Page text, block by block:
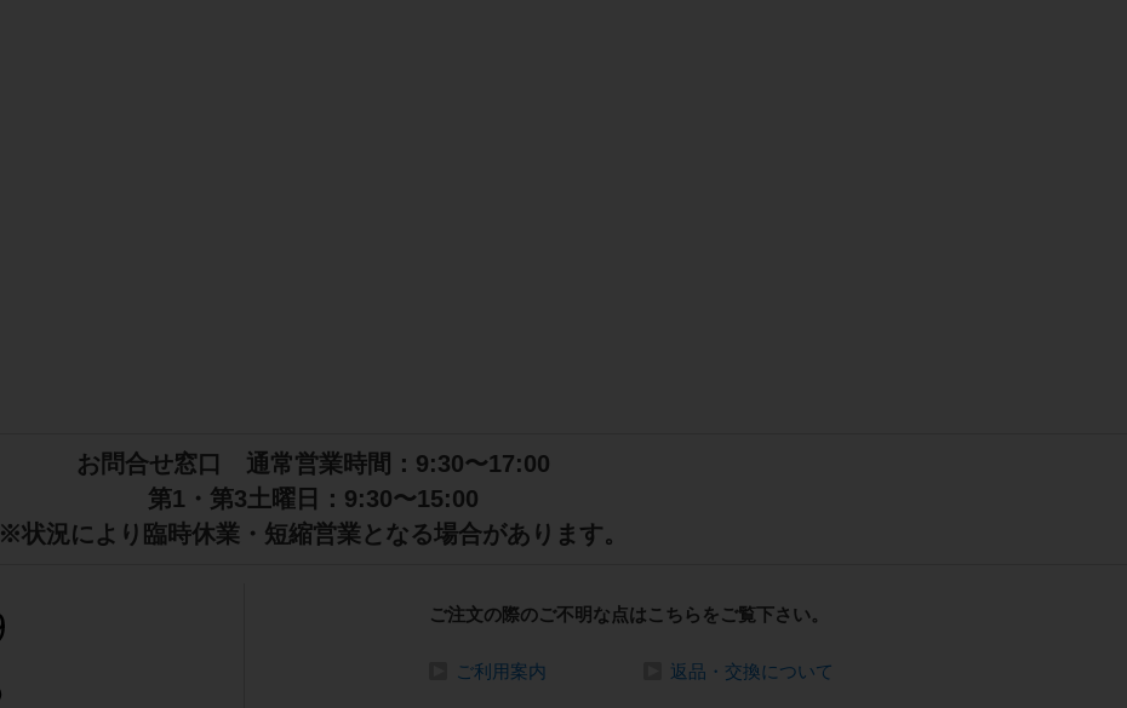
お問合せ窓口 通常営業時間：9:30〜17:00
第1・第3土曜日：9:30〜15:00
※状況により臨時休業・短縮営業となる場合があります。
ご注文の際のご不明な点はこちらをご覧下さい。
ご利用案内 返品・交換について